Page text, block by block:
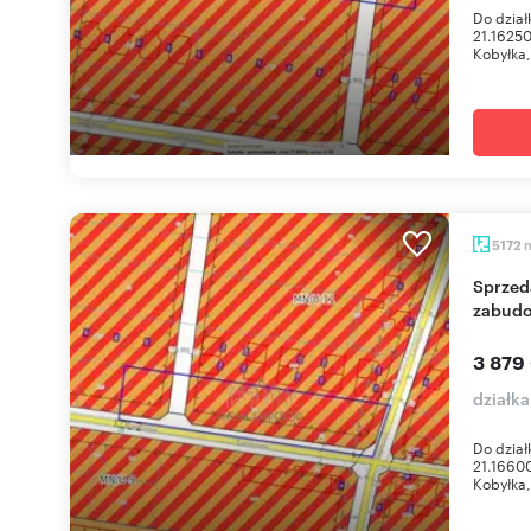
Do
5172
Sprzedam działkę 5172 m² z mediami i planem
3 879
Do